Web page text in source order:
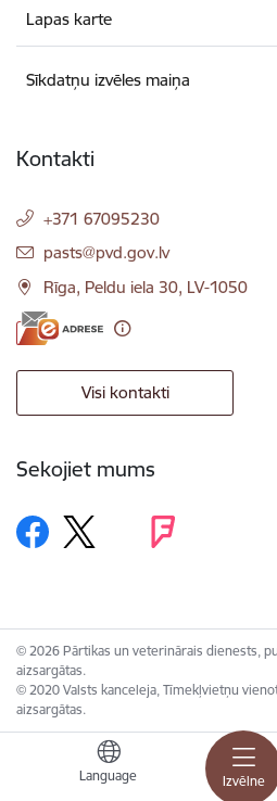
Izvēlne
Language
Lapas karte
Sīkdatņu izvēles maiņa
Kontakti
+371 67095230
E-pasts:
pasts@pvd.gov.lv
Rīga, Peldu iela 30, LV-1050
Visi kontakti
Sekojiet mums
© 2026 Pārtikas un veterinārais dienests,
aizsargātas.
© 2020 Valsts kanceleja, Tīmekļvietņu
aizsargātas.